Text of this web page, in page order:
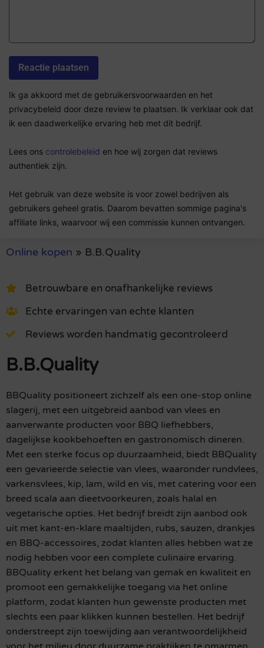
Ik ga akkoord met de gebruikersvoorwaarden en het
privacybeleid door deze review te plaatsen. Ik verklaar ook dat
ik een daadwerkelijke ervaring heb met dit bedrijf.
Lees ons controlebeleid en hoe wij zorgen dat reviews
authentiek zijn.
Het gebruik van deze website is voor zowel bedrijven als
gebruikers geheel gratis. Daarom bevatten sommige pagina's
affiliate links, waarvoor wij een commissie kunnen ontvangen.
Online kopen » B.B.Quality
Betrouwbare en onafhankelijke reviews
Echte ervaringen van echte klanten
Reviews worden handmatig gecontroleerd
B.B.Quality
BBQuality positioneert zichzelf als een one-stop online
slagerij, met een uitgebreid aanbod van vlees en
aanverwante producten voor BBQ liefhebbers,
dagelijkse kookbehoeften en gastronomisch dineren.
Met een sterke focus op duurzaamheid, biedt BBQuality
een gevarieerde selectie van vlees, waaronder rundvlees,
varkensvlees, kip, lam, wild en vis, met catering voor een
breed scala aan dieetvoorkeuren, zoals halal en
vegetarische opties. Het bedrijf breidt zijn aanbod ook
uit met kant-en-klare maaltijden, rubs, sauzen, drankjes
en BBQ-accessoires, zodat klanten alles hebben wat ze
nodig hebben voor een complete culinaire ervaring.
BBQuality erkent het belang van gemak en kwaliteit en
promoot een gemakkelijke toegang via het online
platform, zodat klanten hun gewenste producten met
slechts een paar klikken kunnen bestellen. Het bedrijf
onderstreept zijn toewijding aan verantwoordelijkheid